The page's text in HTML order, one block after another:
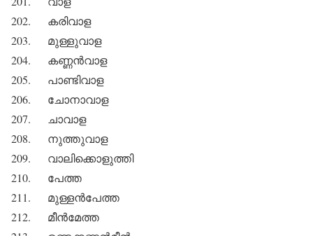
202. കരിവാള
203. മുള്ളുവാള
204. കണ്ണന്‍വാള
205. പാണ്ടിവാള
206. ചോനാവാള
207. ചാവാള
208. നുത്തുവാള
209. വാലിക്കൊളുത്തി
210. പേത്ത
211. മുള്ളന്‍പേത്ത
212. മീന്‍മേത്ത